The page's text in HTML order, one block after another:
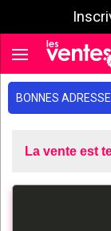
Toggle navigation
BONNES
La vente est